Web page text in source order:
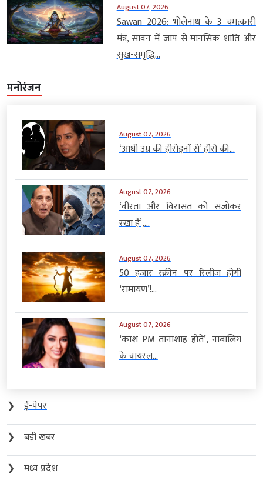
August 07, 2026
Sawan 2026: भोलेनाथ के 3 चमत्कारी
मंत्र, सावन में जाप से मानसिक शांति और
सुख-समृद्धि...
मनोरंजन
August 07, 2026
‘आधी उम्र की हीरोइनों से’ हीरो की...
August 07, 2026
‘वीरता और विरासत को संजोकर
रखा है’,...
August 07, 2026
50 हजार स्क्रीन पर रिलीज होगी
‘रामायण’!...
August 07, 2026
‘काश PM तानाशाह होते’, नाबालिग
के वायरल...
❯
ई-पेपर
❯
बड़ी खबर
❯
मध्य प्रदेश